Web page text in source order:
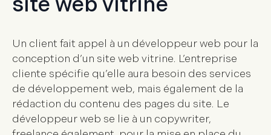
site web vitrine
Un client fait appel à un développeur web pour la
conception d’un site web vitrine. L’entreprise
cliente spécifie qu’elle aura besoin des services
de développement web, mais également de la
rédaction du contenu des pages du site. Le
développeur web se lie à un copywriter,